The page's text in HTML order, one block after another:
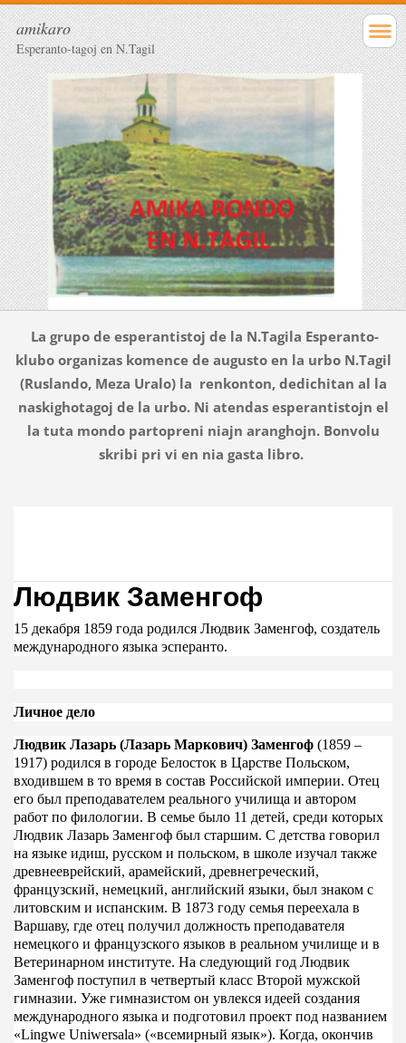
amikaro
Esperanto-tagoj en N.Tagil
La grupo de esperantistoj de la N.Tagila Esperanto-
klubo organizas komence de augusto en la urbo N.Tagil
(Ruslando, Meza Uralo) la renkonton, dedichitan al la
naskighotagoj de la urbo. Ni atendas esperantistojn el
la tuta mondo partopreni niajn aranghojn. Bonvolu
skribi pri vi en nia gasta libro.
Людвик Заменгоф
15 декабря 1859 года родился Людвик Заменгоф, создатель
международного языка эсперанто.
Личное дело
Людвик Лазарь (Лазарь Маркович) Заменгоф (1859 –
1917) родился в городе Белосток в Царстве Польском,
входившем в то время в состав Российской империи. Отец
его был преподавателем реального училища и автором
работ по филологии. В семье было 11 детей, среди которых
Людвик Лазарь Заменгоф был старшим. С детства говорил
на языке идиш, русском и польском, в школе изучал также
древнееврейский, арамейский, древнегреческий,
французский, немецкий, английский языки, был знаком с
литовским и испанским. В 1873 году семья переехала в
Варшаву, где отец получил должность преподавателя
немецкого и французского языков в реальном училище и в
Ветеринарном институте. На следующий год Людвик
Заменгоф поступил в четвертый класс Второй мужской
гимназии. Уже гимназистом он увлекся идеей создания
международного языка и подготовил проект под названием
«Lingwe Uniwersala» («всемирный язык»). Когда, окончив